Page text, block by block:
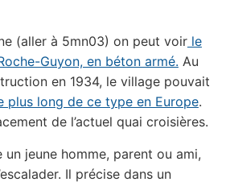
(aller à 5mn03) on peut voirle
Guyon, en béton armé. Au
en 1934, le village pouvait
plus long de ce type en Europe.
de l’actuel quai croisières.
un jeune homme, parent ou ami,
Il précise dans un